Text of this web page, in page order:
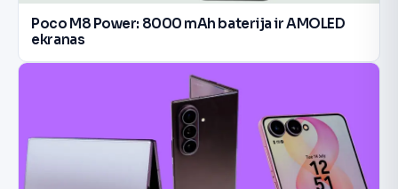
Poco M8 Power: 8000 mAh baterija ir AMOLED
ekranas